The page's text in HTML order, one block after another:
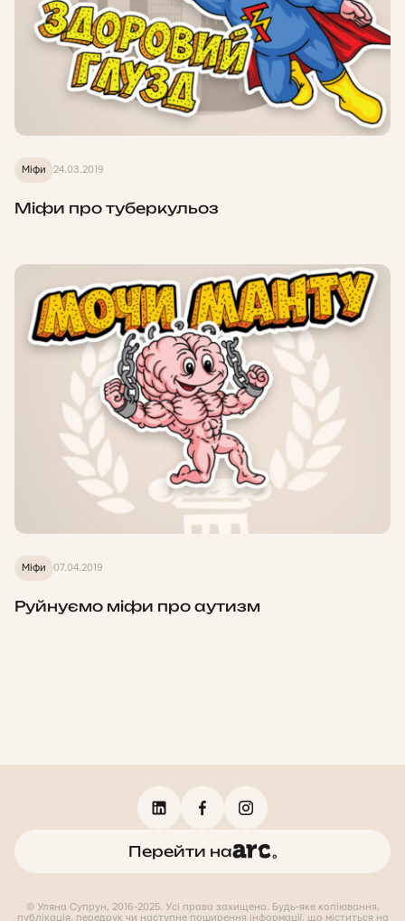
Міфи 24.03.2019
Міфи про туберкульоз
Міфи 07.04.2019
Руйнуємо міфи про аутизм
Перейти на
© Уляна Супрун, 2016-2025. Усі права захищено. Будь-яке копіювання,
публікація, передрук чи наступне поширення інформації, що міститься на